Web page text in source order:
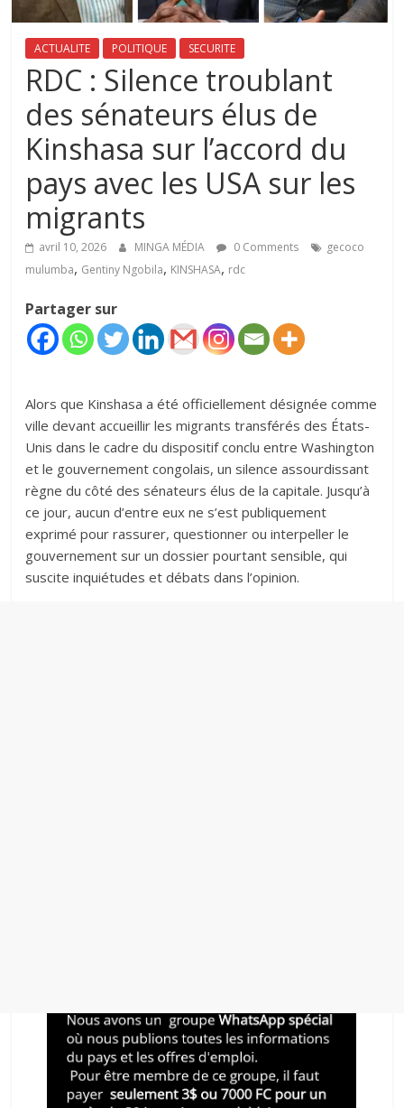
ACTUALITE POLITIQUE SECURITE
‎RDC : Silence troublant
des sénateurs élus de
Kinshasa sur l’accord du
pays avec les USA sur les
migrants‎‎
avril 10, 2026 MINGA MÉDIA 0 Comments
gecoco
mulumba, Gentiny Ngobila, KINSHASA, rdc
Partager sur
Alors que Kinshasa a été officiellement désignée comme
ville devant accueillir les migrants transférés des États-
Unis dans le cadre du dispositif conclu entre Washington
et le gouvernement congolais, un silence assourdissant
règne du côté des sénateurs élus de la capitale. Jusqu’à
ce jour, aucun d’entre eux ne s’est publiquement
exprimé pour rassurer, questionner ou interpeller le
gouvernement sur un dossier pourtant sensible, qui
suscite inquiétudes et débats dans l’opinion.‎‎